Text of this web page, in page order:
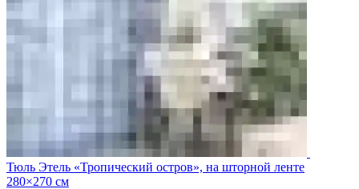
Тюль Этель «Тропический остров», на шторной ленте
280×270 см